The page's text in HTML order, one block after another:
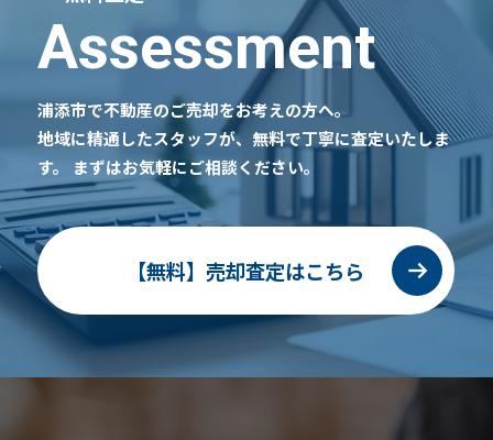
Assessment
浦添市で不動産のご売却をお考えの方へ。
地域に精通したスタッフが、無料で丁寧に査定いたしま
す。
まずはお気軽にご相談ください。
【無料】売却査定はこちら